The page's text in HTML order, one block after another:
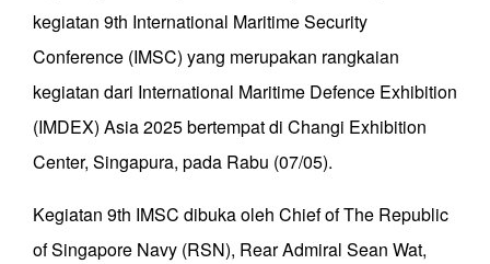
kegiatan 9th International Maritime Security
Conference (IMSC) yang merupakan rangkaian
kegiatan dari International Maritime Defence Exhibition
(IMDEX) Asia 2025 bertempat di Changi Exhibition
Center, Singapura, pada Rabu (07/05).
Kegiatan 9th IMSC dibuka oleh Chief of The Republic
of Singapore Navy (RSN), Rear Admiral Sean Wat,